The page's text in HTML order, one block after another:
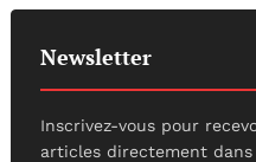
Newsletter
Inscrivez-vous pour
articles directement